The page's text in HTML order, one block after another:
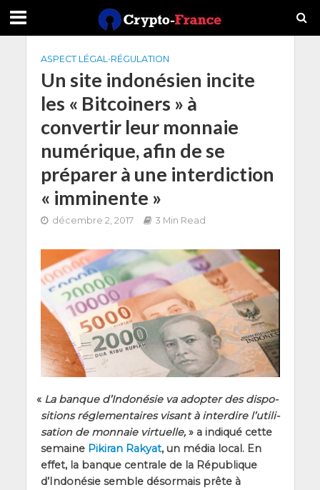
ASPECT LÉGAL•RÉGULATION
Un site indonésien incite
les « Bitcoiners » à
convertir leur monnaie
numérique, afin de se
préparer à une interdiction
« imminente »
décembre 2, 2017 3 Min Read
« La banque d’In­do­né­sie va adop­ter des dis­po­
si­tions régle­men­taires visant à inter­dire l’u­ti­li­
sa­tion de mon­naie vir­tuelle,» a indi­qué cette
semaine Piki­ran Rakyat, un média local. En
effet, la banque cen­trale de la Répu­blique
d’In­do­né­sie semble désor­mais prête à